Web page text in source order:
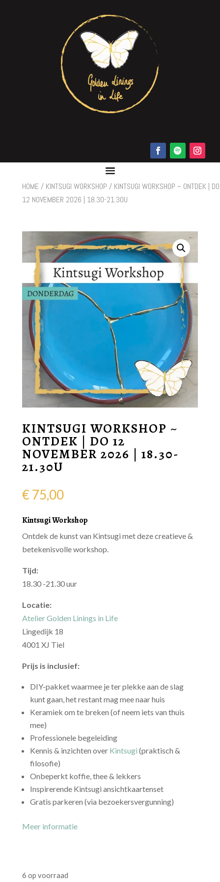
HOME/ KINTSUGI WORKSHOP / KINTSUGI WORKSHOP ~ ONTDEK | DO
12 NOVEMBER 2026 | 18.30-21.30U
KINTSUGI WORKSHOP ~
ONTDEK | DO 12
NOVEMBER 2026 | 18.30-
21.30U
€75,00
Kintsugi Workshop
Ontdek de kunst van Kintsugi met deze creatieve &
betekenisvolle workshop.
Tijd:
18.30 -21.30 uur
Locatie:
Atelier Golden Linings in Life
Lingedijk 18
4001 XJ Tiel
Prijs is inclusief:
DIY-pakket waarmee je ter plekke aan de slag
kunt gaan, het restant mag mee naar huis
Keramiek om te breken (of neem iets van thuis
mee)
Professionele begeleiding
Kennis & inzichten over Kintsugi (praktisch &
filosofie)
Onbeperkt koffie, thee & lekkers
Inspirerende Kintsugi ansichtkaartenset
Gratis parkeren (via bezoekersvergunning)
Meer informatie
6 op voorraad